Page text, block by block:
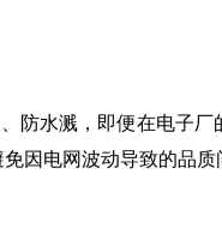
水溅，即便在电子厂
因电网波动导致的品质